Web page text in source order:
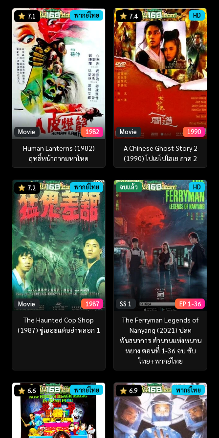
7.1 พากย์ไทย
Movie 1982
Human Lanterns (1982)
ฤทธิ์หน้ากากมหาโหด
7.4 HD
Movie 1990
A Chinese Ghost Story 2
(1990) โปเยโปโลเย ภาค 2
7.2 พากย์ไทย
Movie 1987
The Haunted Cop Shop
(1987) ขู่เฮอะแต่อย่าหลอก 1
จบแล้ว HD
SS 1 EP 1-36
The Ferryman Legends of
Nanyang (2021) ปลด
พันธนาการ ตำนานแห่งหนาน
หยาง ตอนที่ 1-36 จบ ซับ
ไทย+พากย์ไทย
6.6 พากย์ไทย 6.9 พากย์ไทย